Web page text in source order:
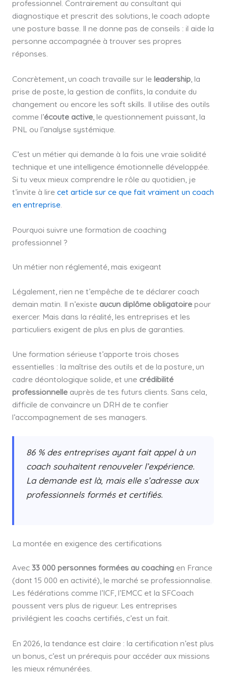
professionnel. Contrairement au consultant qui
diagnostique et prescrit des solutions, le coach adopte
une posture basse. Il ne donne pas de conseils : il aide la
personne accompagnée à trouver ses propres
réponses.
Concrètement, un coach travaille sur le leadership, la
prise de poste, la gestion de conflits, la conduite du
changement ou encore les soft skills. Il utilise des outils
comme l’écoute active, le questionnement puissant, la
PNL ou l’analyse systémique.
C’est un métier qui demande à la fois une vraie solidité
technique et une intelligence émotionnelle développée.
Si tu veux mieux comprendre le rôle au quotidien, je
t’invite à lire cet article sur ce que fait vraiment un coach
en entreprise.
Pourquoi suivre une formation de coaching
professionnel ?
Un métier non réglementé, mais exigeant
Légalement, rien ne t’empêche de te déclarer coach
demain matin. Il n’existe aucun diplôme obligatoirepour
exercer. Mais dans la réalité, les entreprises et les
particuliers exigent de plus en plus de garanties.
Une formation sérieuse t’apporte trois choses
essentielles : la maîtrise des outils et de la posture, un
cadre déontologique solide, et une crédibilité
professionnelleauprès de tes futurs clients. Sans cela,
difficile de convaincre un DRH de te confier
l’accompagnement de ses managers.
86 % des entreprises ayant fait appel à un
coach souhaitent renouveler l’expérience.
La demande est là, mais elle s’adresse aux
professionnels formés et certifiés.
La montée en exigence des certifications
Avec 33 000 personnes formées au coachingen France
(dont 15 000 en activité), le marché se professionnalise.
Les fédérations comme l’ICF, l’EMCC et la SFCoach
poussent vers plus de rigueur. Les entreprises
privilégient les coachs certifiés, c’est un fait.
En 2026, la tendance est claire : la certification n’est plus
un bonus, c’est un prérequis pour accéder aux missions
les mieux rémunérées.